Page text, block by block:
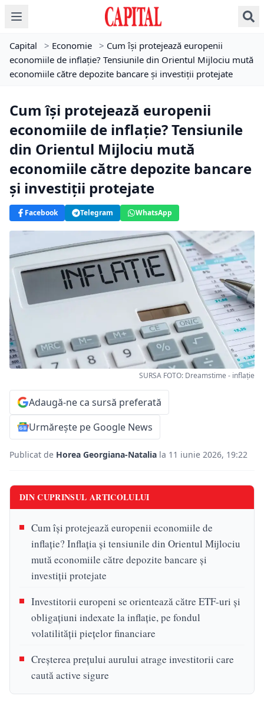
Capital > Economie > Cum își protejează europenii
economiile de inflație? Tensiunile din Orientul Mijlociu mută
economiile către depozite bancare și investiții protejate
Cum își protejează europenii
economiile de inflație? Tensiunile
din Orientul Mijlociu mută
economiile către depozite bancare
și investiții protejate
Facebook Telegram WhatsApp
SURSA FOTO: Dreamstime - inflație
Adaugă-ne ca sursă preferată
Urmărește pe Google News
Publicat de Horea Georgiana-Natalia la 11 iunie 2026, 19:22
DIN CUPRINSUL ARTICOLULUI
Cum își protejează europenii economiile de
inflație? Inflația și tensiunile din Orientul Mijlociu
mută economiile către depozite bancare și
investiții protejate
Investitorii europeni se orientează către ETF-uri și
obligațiuni indexate la inflație, pe fondul
volatilității piețelor financiare
Creșterea prețului aurului atrage investitorii care
caută active sigure